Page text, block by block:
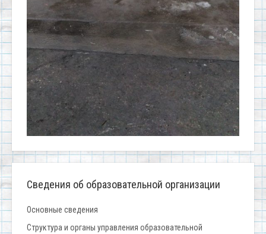
Сведения об образовательной организации
Основные сведения
Структура и органы управления образовательной